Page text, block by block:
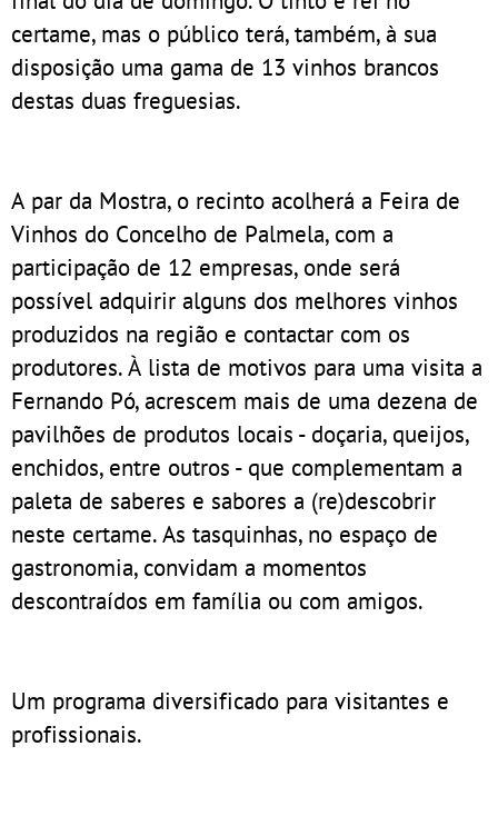
certame, mas o público terá, também, à sua
disposição uma gama de 13 vinhos brancos
destas duas freguesias.
A par da Mostra, o recinto acolherá a Feira de
Vinhos do Concelho de Palmela, com a
participação de 12 empresas, onde será
possível adquirir alguns dos melhores vinhos
produzidos na região e contactar com os
produtores. À lista de motivos para uma visita a
Fernando Pó, acrescem mais de uma dezena de
pavilhões de produtos locais - doçaria, queijos,
enchidos, entre outros - que complementam a
paleta de saberes e sabores a (re)descobrir
neste certame. As tasquinhas, no espaço de
gastronomia, convidam a momentos
descontraídos em família ou com amigos.
Um programa diversificado para visitantes e
profissionais.